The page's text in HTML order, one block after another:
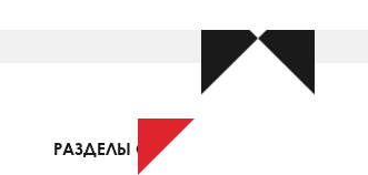
РАЗДЕЛЫ САЙТА